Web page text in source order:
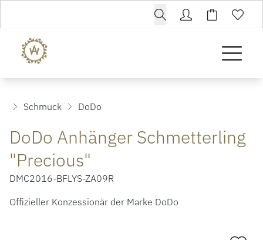
Schmuck DoDo
DoDo Anhänger Schmetterling
"Precious"
DMC2016-BFLYS-ZA09R
Offizieller Konzessionär der Marke DoDo